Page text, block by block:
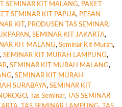
SEMINAR KIT MALANG, PAKET
SEMINAR KIT PAPUA, PESAN
KIT , PRODUSEN TAS SEMINAR,
, SEMINAR KIT JAKARTA,
KIT MALANG, Seminar Kit Murah,
, SEMINAR KIT MURAH LAMPUNG,
, SEMINAR KIT MURAH MALANG,
, SEMINAR KIT MURAH
SURABAYA, SEMINAR KIT
, Tas Seminar,
TAS SEMINAR